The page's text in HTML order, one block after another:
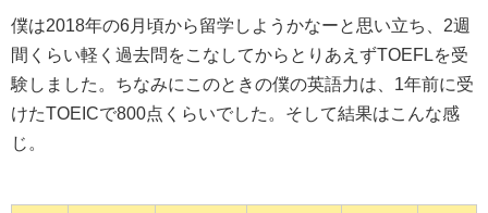
僕は2018年の6月頃から留学しようかなーと思い立ち、2週
間くらい軽く過去問をこなしてからとりあえずTOEFLを受
験しました。ちなみにこのときの僕の英語力は、1年前に受
けたTOEICで800点くらいでした。そして結果はこんな感
じ。